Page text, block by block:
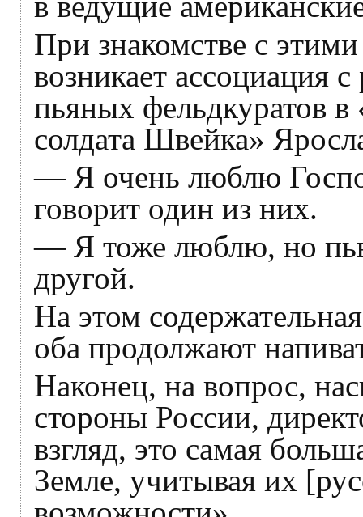
При знакомстве с
возникает ассоциация
пьяных фельдкуратов
солдата Швейка»
— Я очень люблю
говорит один из них.
— Я тоже люблю, но
другой.
На этом
оба продолжают
Наконец, на вопрос,
стороны России,
взгляд, это самая
Земле, учитывая их